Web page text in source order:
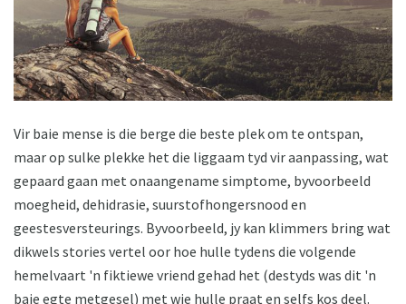
Vir baie mense is die berge die beste plek om te ontspan,
maar op sulke plekke het die liggaam tyd vir aanpassing, wat
gepaard gaan met onaangename simptome, byvoorbeeld
moegheid, dehidrasie, suurstofhongersnood en
geestesversteurings. Byvoorbeeld, jy kan klimmers bring wat
dikwels stories vertel oor hoe hulle tydens die volgende
hemelvaart 'n fiktiewe vriend gehad het (destyds was dit 'n
baie egte metgesel) met wie hulle praat en selfs kos deel.